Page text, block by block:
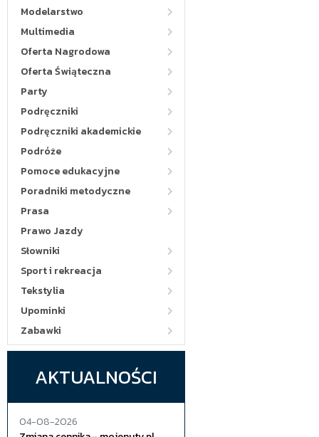
Modelarstwo
Multimedia
Oferta Nagrodowa
Oferta Świąteczna
Party
Podręczniki
Podręczniki akademickie
Podróże
Pomoce edukacyjne
Poradniki metodyczne
Prasa
Prawo Jazdy
Słowniki
Sport i rekreacja
Tekstylia
Upominki
Zabawki
AKTUALNOŚCI
04-08-2026